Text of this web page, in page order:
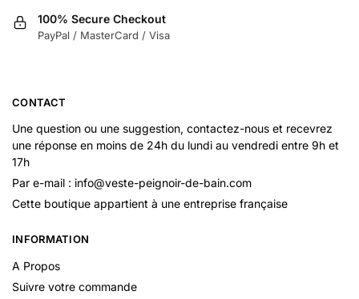
100% Secure Checkout
PayPal / MasterCard / Visa
CONTACT
Une question ou une suggestion, contactez-nous et recevrez
une réponse en moins de 24h du lundi au vendredi entre 9h et
17h
Par e-mail : info@veste-peignoir-de-bain.com
Cette boutique appartient à une entreprise française
INFORMATION
A Propos
Suivre votre commande